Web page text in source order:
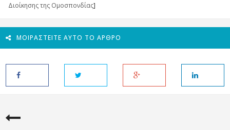
Διοίκησης της Ομοσπονδίας]
ΜΟΙΡΑΣΤΕΊΤΕ ΑΥΤΌ ΤΟ ΆΡΘΡΟ